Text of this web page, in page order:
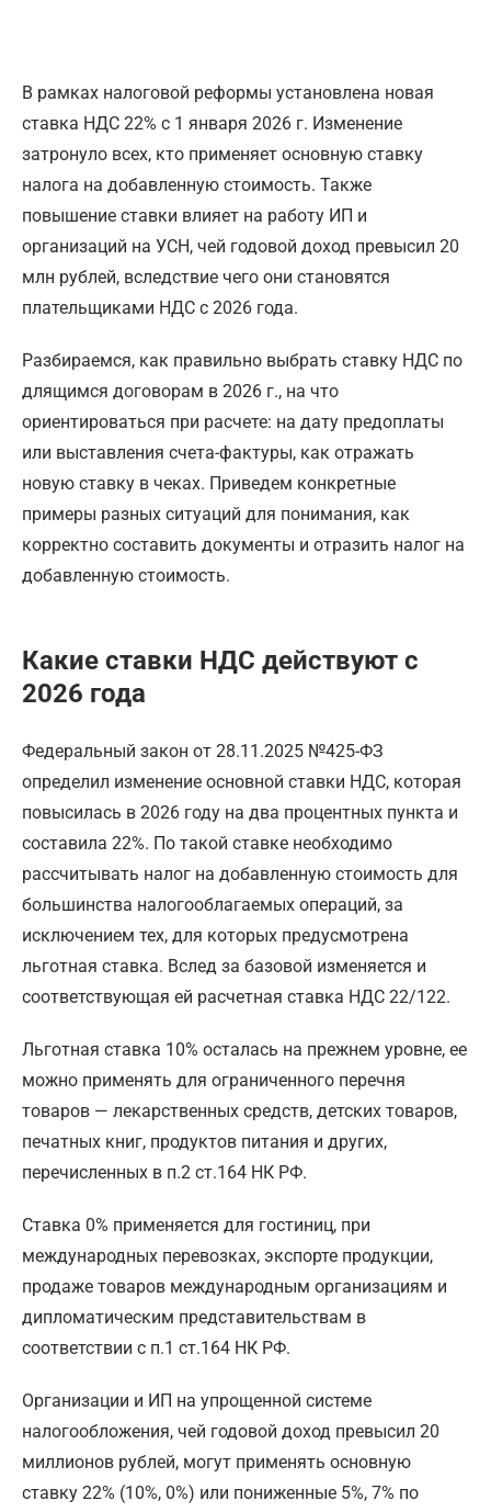
В рамках налоговой реформы установлена новая
ставка НДС 22% с 1 января 2026 г. Изменение
затронуло всех, кто применяет основную ставку
налога на добавленную стоимость. Также
повышение ставки влияет на работу ИП и
организаций на УСН, чей годовой доход превысил 20
млн рублей, вследствие чего они становятся
плательщиками НДС с 2026 года.
Разбираемся, как правильно выбрать ставку НДС по
длящимся договорам в 2026 г., на что
ориентироваться при расчете: на дату предоплаты
или выставления счета-фактуры, как отражать
новую ставку в чеках. Приведем конкретные
примеры разных ситуаций для понимания, как
корректно составить документы и отразить налог на
добавленную стоимость.
Какие ставки НДС действуют с
2026 года
Федеральный закон от 28.11.2025 №425-ФЗ
определил изменение основной ставки НДС, которая
повысилась в 2026 году на два процентных пункта и
составила 22%. По такой ставке необходимо
рассчитывать налог на добавленную стоимость для
большинства налогооблагаемых операций, за
исключением тех, для которых предусмотрена
льготная ставка. Вслед за базовой изменяется и
соответствующая ей расчетная ставка НДС 22/122.
Льготная ставка 10% осталась на прежнем уровне, ее
можно применять для ограниченного перечня
товаров — лекарственных средств, детских товаров,
печатных книг, продуктов питания и других,
перечисленных в п.2 ст.164 НК РФ.
Ставка 0% применяется для гостиниц, при
международных перевозках, экспорте продукции,
продаже товаров международным организациям и
дипломатическим представительствам в
соответствии с п.1 ст.164 НК РФ.
Организации и ИП на упрощенной системе
налогообложения, чей годовой доход превысил 20
миллионов рублей, могут применять основную
ставку 22% (10%, 0%) или пониженные 5%, 7% по